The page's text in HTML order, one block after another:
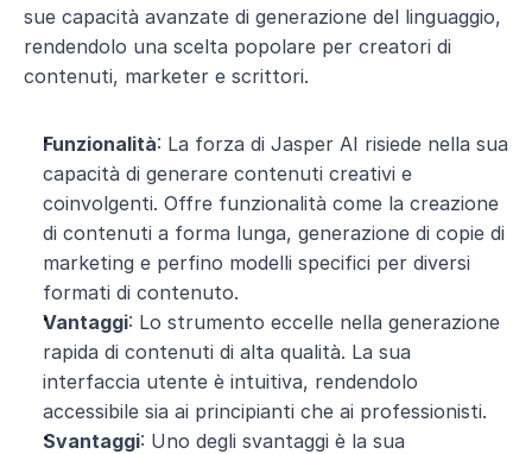
sue capacità avanzate di generazione del linguaggio,
rendendolo una scelta popolare per creatori di
contenuti, marketer e scrittori.
Funzionalità: La forza di Jasper AI risiede nella sua
capacità di generare contenuti creativi e
coinvolgenti. Offre funzionalità come la creazione
di contenuti a forma lunga, generazione di copie di
marketing e perfino modelli specifici per diversi
formati di contenuto.
Vantaggi: Lo strumento eccelle nella generazione
rapida di contenuti di alta qualità. La sua
interfaccia utente è intuitiva, rendendolo
accessibile sia ai principianti che ai professionisti.
Svantaggi: Uno degli svantaggi è la sua